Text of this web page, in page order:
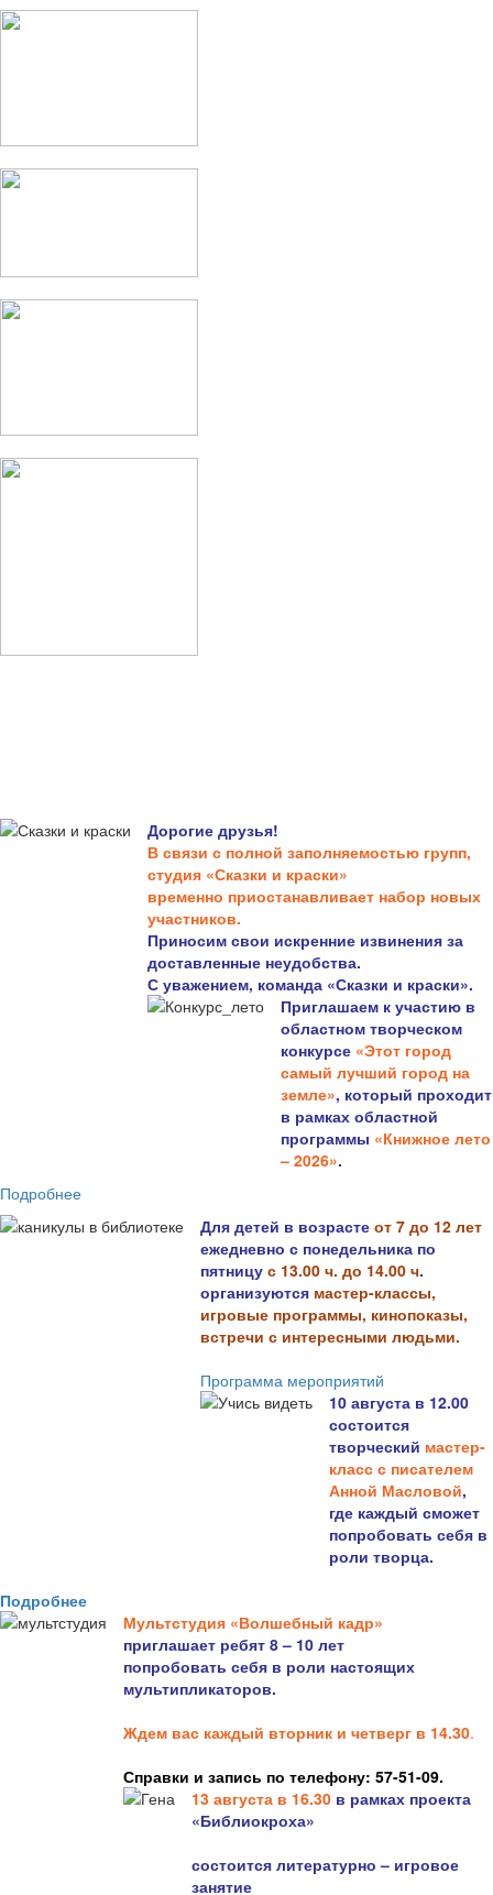
Дорогие друзья!
В связи с полной заполняемостью групп,
студия «Сказки и краски»
временно приостанавливает набор новых
участников.
Приносим свои искренние извинения за
доставленные неудобства.
С уважением, команда «Сказки и краски».
Приглашаем к участию в
областном творческом
конкурсе «Этот город
самый лучший город на
земле», который проходит
в рамках областной
программы «Книжное лето
– 2026».
Подробнее
Для детей в возрасте от 7 до 12 лет
ежедневно с понедельника по
пятницу с 13.00 ч. до 14.00 ч.
организуются мастер-классы,
игровые программы, кинопоказы,
встречи с интересными людьми.
Программа мероприятий
10 августа в 12.00
состоится
творческий мастер-
класс с писателем
Анной Масловой,
где каждый сможет
попробовать себя в
роли творца.
Подробнее
Мультстудия «Волшебный кадр»
приглашает ребят 8 – 10 лет
попробовать себя в роли настоящих
мультипликаторов.
Ждем вас каждый вторник и четверг в 14.30.
Справки и запись по телефону: 57-51-09.
13 августа в 16.30 в рамках проекта
«Библиокроха»
состоится литературно – игровое
занятие